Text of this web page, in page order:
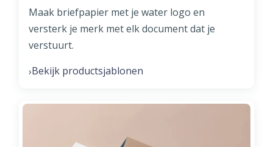
Maak briefpapier met je water logo en
versterk je merk met elk document dat je
verstuurt.
›Bekijk productsjablonen